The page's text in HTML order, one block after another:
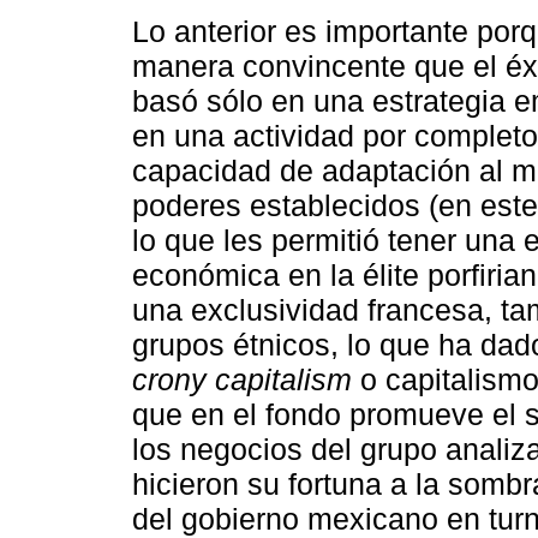
Lo anterior es importante
manera convincente que el
basó sólo en una estrategia
en una actividad por
capacidad de adaptación al
poderes establecidos (en
lo que les permitió tener una
económica en la élite
una exclusividad francesa,
grupos étnicos, lo que ha
crony capitalism o
que en el fondo promueve el
los negocios del grupo
hicieron su fortuna a la
del gobierno mexicano en